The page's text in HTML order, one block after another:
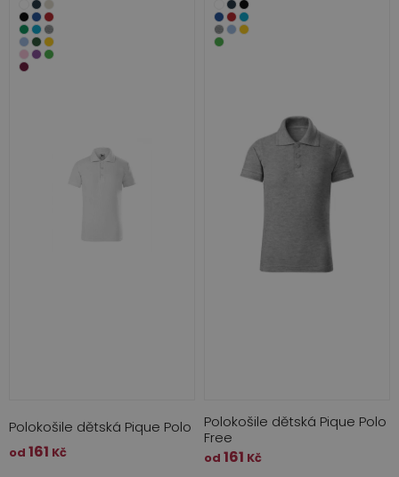
Polokošile dětská Pique Polo
od 161 Kč
Polokošile dětská Pique Polo
Free
od 161 Kč